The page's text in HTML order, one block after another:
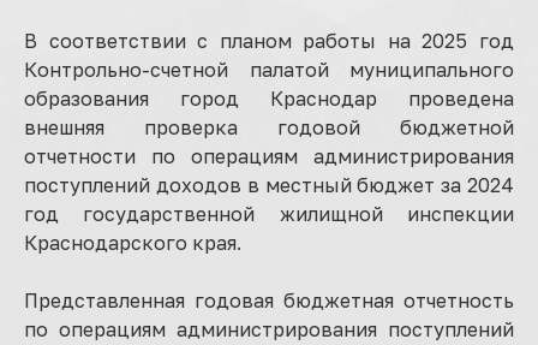
В соответствии с планом работы на 2025 год
Контрольно-счетной палатой муниципального
образования город Краснодар проведена
внешняя проверка годовой бюджетной
отчетности по операциям администрирования
поступлений доходов в местный бюджет за 2024
год государственной жилищной инспекции
Краснодарского края.
Представленная годовая бюджетная отчетность
по операциям администрирования поступлений